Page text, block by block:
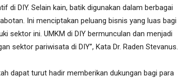
di DIY. Selain kain, batik digunakan dalam berbagai
Ini menciptakan peluang bisnis yang luas bagi
sektor ini. UMKM di DIY bermunculan dan menjadi
sektor pariwisata di DIY”, Kata Dr. Raden Stevanus.
dapat turut hadir memberikan dukungan bagi para